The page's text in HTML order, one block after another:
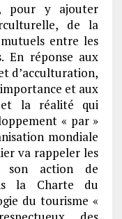
pour y ajouter
de la
entre les
En réponse aux
d’acculturation,
et aux
et la réalité qui
« par »
mondiale
va rappeler les
son action de
la Charte du
du tourisme «